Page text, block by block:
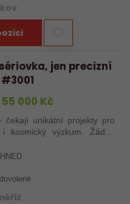
jen precizní
000 Kč
unikátní projekty pro
kosmický výzkum. Žádná